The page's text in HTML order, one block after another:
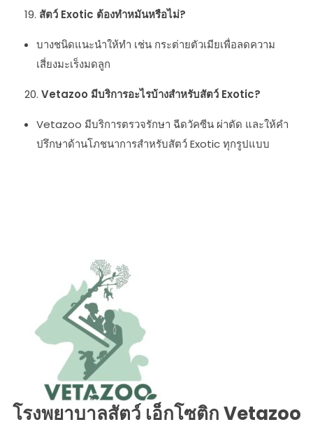
สัตว์ Exotic ต้องทำหมันหรือไม่?
บางชนิดแนะนำให้ทำ เช่น กระต่ายตัวเมียเพื่อลดความ
เสี่ยงมะเร็งมดลูก
Vetazoo มีบริการอะไรบ้างสำหรับสัตว์ Exotic?
Vetazoo มีบริการตรวจรักษา ฉีดวัคซีน ผ่าตัด และให้คำ
ปรึกษาด้านโภชนาการสำหรับสัตว์ Exotic ทุกรูปแบบ
โรงพยาบาลสัตว์ เอ็กโซติก Vetazoo